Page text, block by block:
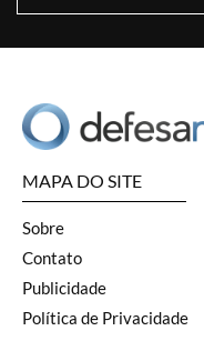
MAPA DO SITE
Sobre
Contato
Publicidade
Política de Privacidade